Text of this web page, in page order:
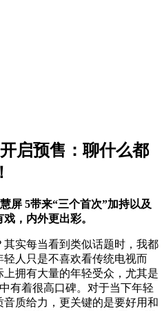
启预售：聊什么都
屏 5带来“三个首次”加持以及
，内外更出彩。
实每当看到类似话题时，我都
人只是不喜欢看传统电视而
拥有大量的年轻受众，尤其是
有着很高口碑。对于当下年轻
质给力，更关键的是要好用和